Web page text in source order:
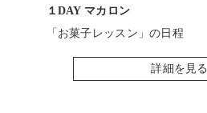
１DAY マカロン
「お菓子レッスン」の日程
詳細を見る